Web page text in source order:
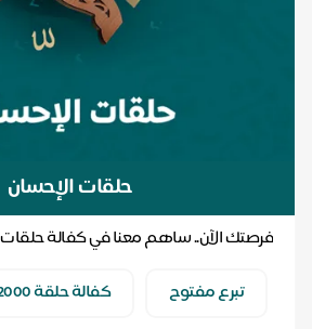
حلقات الإحسان
فرصتك الآن.. ساهم معنا في كفالة حلقات
تبرع مفتوح
كفالة حلقة 2000 ريال